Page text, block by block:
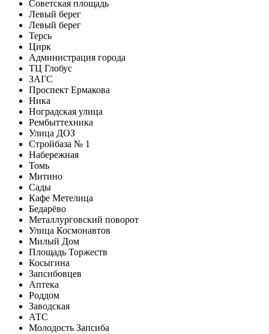
Советская площадь
Левый берег
Левый берег
Терсь
Цирк
Администрация города
ТЦ Глобус
ЗАГС
Проспект Ермакова
Ника
Ноградская улица
Рембыттехника
Улица ДОЗ
Стройбаза № 1
Набережная
Томь
Митино
Сады
Кафе Метелица
Бедарёво
Металлурговский поворот
Улица Космонавтов
Милый Дом
Площадь Торжеств
Косыгина
Запсибовцев
Аптека
Роддом
Заводская
АТС
Молодость Запсиба